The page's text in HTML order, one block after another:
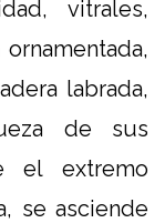
vitrales,
labrada,
de sus
el extremo
se asciende